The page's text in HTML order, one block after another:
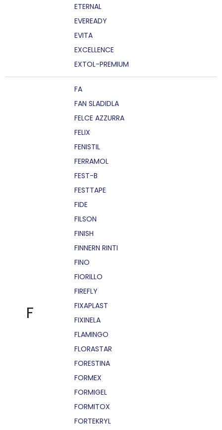
ETERNAL
EVEREADY
EVITA
EXCELLENCE
EXTOL-PREMIUM
F
FA
FAN SLADIDLA
FELCE AZZURRA
FELIX
FENISTIL
FERRAMOL
FEST-B
FESTTAPE
FIDE
FILSON
FINISH
FINNERN RINTI
FINO
FIORILLO
FIREFLY
FIXAPLAST
FIXINELA
FLAMINGO
FLORASTAR
FORESTINA
FORMEX
FORMIGEL
FORMITOX
FORTEKRYL